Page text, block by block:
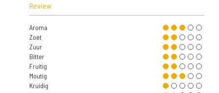
Review
Aroma
Zoet
Zuur
Bitter
Fruitig
Moutig
Kruidig